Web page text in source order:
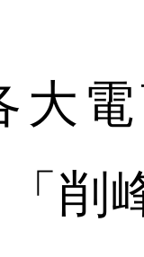
電
削